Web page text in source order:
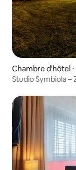
Chambre d'hôtel
Studio Symbiola –